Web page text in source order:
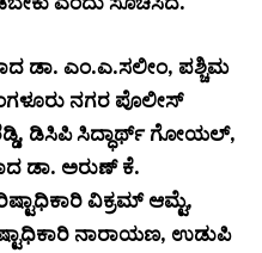
ಡಾ. ಎಂ.ಎ.ಸಲೀಂ, ಪಶ್ಚಿಮ
ನಗರ ಪೊಲೀಸ್
ಡಿಸಿಪಿ ಸಿದ್ಧಾರ್ಥ್ ಗೋಯಲ್,
ಡಾ. ಅರುಣ್ ಕೆ.
ವಿಕ್ರಮ್ ಆಮ್ಟೆ,
ನಾರಾಯಣ, ಉಡುಪಿ